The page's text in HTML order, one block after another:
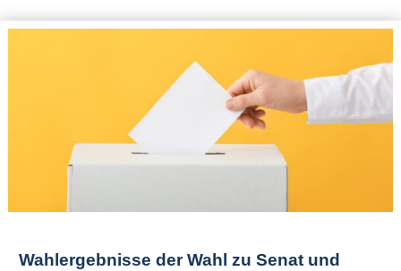
Wahlergebnisse der Wahl zu Senat und